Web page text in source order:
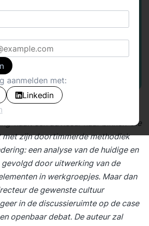
kan dat? Dat is de
case. De directeur van
‘haalt een adviseur naar binnen’ die
zijn doortimmerde methodiek
een analyse van de huidige en
door uitwerking van de
in werkgroepjes. Maar dan
de gewenste cultuur
in de discussieruimte op de case
openbaar debat. De auteur zal
aanmelden met:
Linkedin